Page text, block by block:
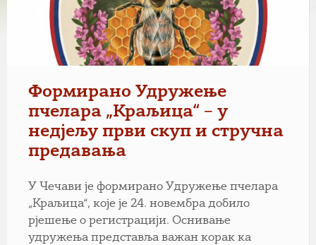
Формирано Удружење
пчелара „Краљица“ – у
недјељу први скуп и стручна
предавања
У Чечави је формирано Удружење пчелара
„Краљица“, које је 24. новембра добило
рјешење о регистрацији. Оснивање
удружења представља важан корак ка